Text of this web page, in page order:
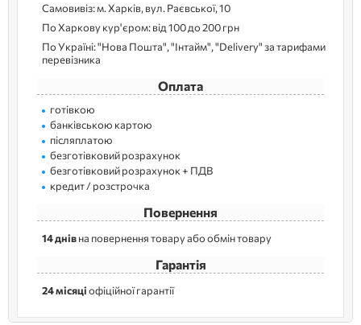
Самовивіз: м. Харків, вул. Раєвської, 10
По Харкову кур'єром: від 100 до 200 грн
По Україні: "Нова Пошта", "Інтайм", "Delivery" за тарифами
перевізника
Оплата
готівкою
банківською картою
післяплатою
безготівковий розрахунок
безготівковий розрахунок + ПДВ
кредит / розстрочка
Повернення
14 днівна повернення товару або обмін товару
Гарантія
24 місяціофіційної гарантії